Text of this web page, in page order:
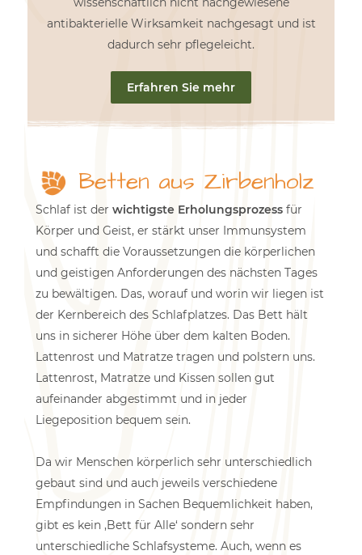
antibakterielle Wirksamkeit nachgesagt und ist
dadurch sehr pflegeleicht.
Erfahren Sie mehr
Betten aus Zirbenholz
Schlaf ist der wichtigste Erholungsprozessfür
Körper und Geist, er stärkt unser Immunsystem
und schafft die Voraussetzungen die körperlichen
und geistigen Anforderungen des nächsten Tages
zu bewältigen. Das, worauf und worin wir liegen ist
der Kernbereich des Schlafplatzes. Das Bett hält
uns in sicherer Höhe über dem kalten Boden.
Lattenrost und Matratze tragen und polstern uns.
Lattenrost, Matratze und Kissen sollen gut
aufeinander abgestimmt und in jeder
Liegeposition bequem sein.
Da wir Menschen körperlich sehr unterschiedlich
gebaut sind und auch jeweils verschiedene
Empfindungen in Sachen Bequemlichkeit haben,
gibt es kein ‚Bett für Alle‘ sondern sehr
unterschiedliche Schlafsysteme. Auch, wenn es